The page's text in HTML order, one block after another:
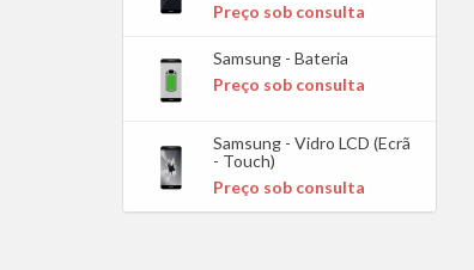
Preço sob consulta
Samsung - Bateria
Preço sob consulta
Samsung - Vidro LCD (Ecrã
- Touch)
Preço sob consulta